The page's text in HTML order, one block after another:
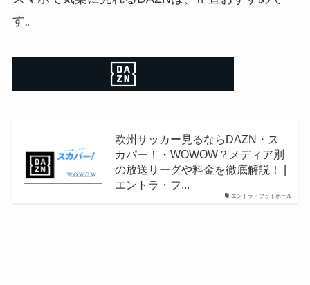
す。
エントラ・フットボール
欧州サッカー見るならDAZN・ス
カパー！・WOWOW？メディア別
の放送リーグや料金を徹底解説！ |
エントラ・フ...